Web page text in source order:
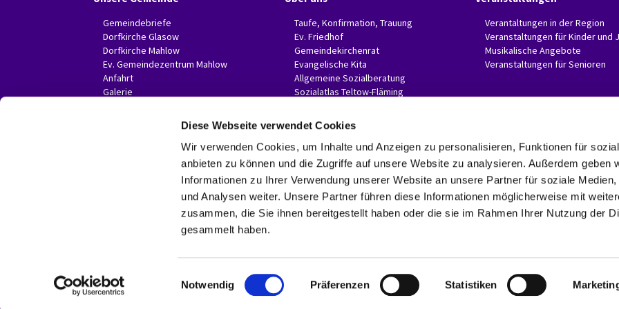
Diese Webseite verwendet Cookies
Wir verwenden Cookies, um Inhalte und Anzeigen zu personalisieren, Funktionen für
anbieten zu können und die Zugriffe auf unsere Website zu analysieren. Außerdem geben
Informationen zu Ihrer Verwendung unserer Website an unsere Partner für soziale Medien,
und Analysen weiter. Unsere Partner führen diese Informationen möglicherweise mit
zusammen, die Sie ihnen bereitgestellt haben oder die sie im Rahmen Ihrer Nutzung der
gesammelt haben.
i
Notwendig Präferenzen Statistiken
Gemeindebriefe
Dorfkirche Glasow
Dorfkirche Mahlow
Ev. Gemeindezentrum Mahlow
Anfahrt
Galerie
Taufe, Konfirmation, Trauung
Ev. Friedhof
Gemeindekirchenrat
Evangelische Kita
Allgemeine Sozialberatung
Sozialatlas Teltow-Fläming
Verantaltungen in der Region
Veranstaltungen für Kinder und
Musikalische Angebote
Veranstaltungen für Senioren
Evangelische Invitaskirchengemeinde Glasow-Mahlow
Rathenaustr. 45
15831 Blankenfelde-Mahlow
Telefon: 03379 374407 Fax: 03379 374470
invitaskg-glasow-mahlow@kkzf.de